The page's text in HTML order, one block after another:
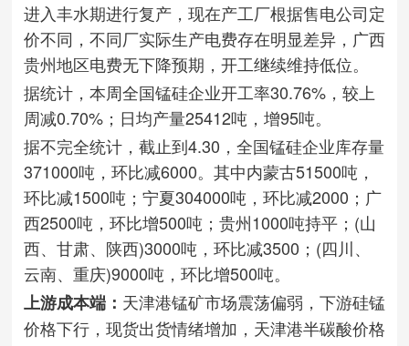
进入丰水期进行复产，现在产工厂根据售电公司定
价不同，不同厂实际生产电费存在明显差异，广西
贵州地区电费无下降预期，开工继续维持低位。
据统计，本周全国锰硅企业开工率30.76%，较上
周减0.70%；日均产量25412吨，增95吨。
据不完全统计，截止到4.30，全国锰硅企业库存量
371000吨，环比减6000。其中内蒙古51500吨，
环比减1500吨；宁夏304000吨，环比减2000；广
西2500吨，环比增500吨；贵州1000吨持平；(山
西、甘肃、陕西)3000吨，环比减3500；(四川、
云南、重庆)9000吨，环比增500吨。
上游成本端： 天津港锰矿市场震荡偏弱，下游硅锰
价格下行，现货出货情绪增加，天津港半碳酸价格